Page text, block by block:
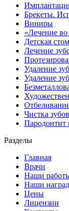
Брекеты.
Виниры
«Лечение
Детская
Лечение
Удаление
Удаление
Чистка
Пародонтит
Разделы
Главная
Врачи
Наши
Наши
Цены
Лицензии